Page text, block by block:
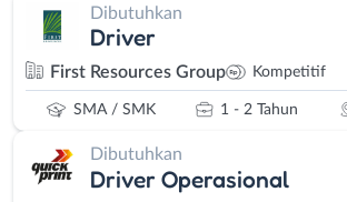
Dibutuhkan
Driver
First Resources Group Kompetitif
SMA / SMK 1 - 2 Tahun
Dibutuhkan
Driver Operasional